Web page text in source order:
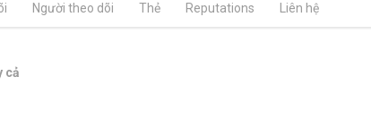
Người theo dõi Thẻ Reputations Liên hệ
cả